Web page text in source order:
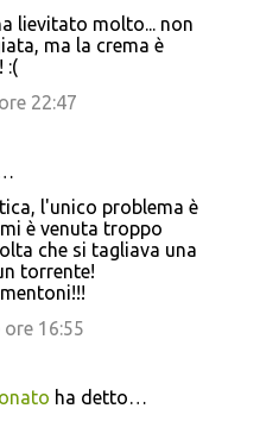
lievitato molto... non
ma la crema è
:(
22:47
l'unico problema è
è venuta troppo
che si tagliava una
torrente!
16:55
ha detto…